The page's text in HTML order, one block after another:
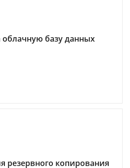
базу данных
резервного копирования